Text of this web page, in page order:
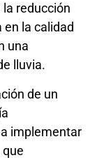
reducción
en la calidad
una
lluvia.
de un
implementar